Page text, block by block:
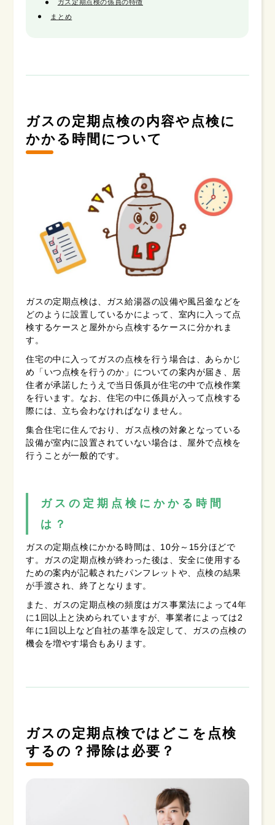
ガス定期点検の係員の特徴
まとめ
ガスの定期点検の内容や点検に
かかる時間について
ガスの定期点検は、ガス給湯器の設備や風呂釜などを
どのように設置しているかによって、室内に入って点
検するケースと屋外から点検するケースに分かれま
す。
住宅の中に入ってガスの点検を行う場合は、あらかじ
め「いつ点検を行うのか」についての案内が届き、居
住者が承諾したうえで当日係員が住宅の中で点検作業
を行います。なお、住宅の中に係員が入って点検する
際には、立ち会わなければなりません。
集合住宅に住んでおり、ガス点検の対象となっている
設備が室内に設置されていない場合は、屋外で点検を
行うことが一般的です。
ガスの定期点検にかかる時間
は？
ガスの定期点検にかかる時間は、10分～15分ほどで
す。ガスの定期点検が終わった後は、安全に使用する
ための案内が記載されたパンフレットや、点検の結果
が手渡され、終了となります。
また、ガスの定期点検の頻度はガス事業法によって4年
に1回以上と決められていますが、事業者によっては2
年に1回以上など自社の基準を設定して、ガスの点検の
機会を増やす場合もあります。
ガスの定期点検ではどこを点検
するの？掃除は必要？